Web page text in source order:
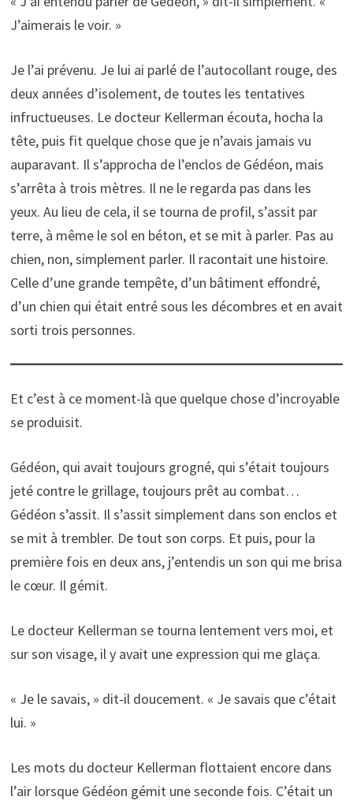
J’aimerais le voir. »
Je l’ai prévenu. Je lui ai parlé de l’autocollant rouge, des
deux années d’isolement, de toutes les tentatives
infructueuses. Le docteur Kellerman écouta, hocha la
tête, puis fit quelque chose que je n’avais jamais vu
auparavant. Il s’approcha de l’enclos de Gédéon, mais
s’arrêta à trois mètres. Il ne le regarda pas dans les
yeux. Au lieu de cela, il se tourna de profil, s’assit par
terre, à même le sol en béton, et se mit à parler. Pas au
chien, non, simplement parler. Il racontait une histoire.
Celle d’une grande tempête, d’un bâtiment effondré,
d’un chien qui était entré sous les décombres et en avait
sorti trois personnes.
Et c’est à ce moment-là que quelque chose d’incroyable
se produisit.
Gédéon, qui avait toujours grogné, qui s’était toujours
jeté contre le grillage, toujours prêt au combat…
Gédéon s’assit. Il s’assit simplement dans son enclos et
se mit à trembler. De tout son corps. Et puis, pour la
première fois en deux ans, j’entendis un son qui me brisa
le cœur. Il gémit.
Le docteur Kellerman se tourna lentement vers moi, et
sur son visage, il y avait une expression qui me glaça.
« Je le savais, » dit-il doucement. « Je savais que c’était
lui. »
Les mots du docteur Kellerman flottaient encore dans
l’air lorsque Gédéon gémit une seconde fois. C’était un